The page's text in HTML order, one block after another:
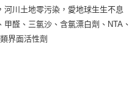
川土地零污染，愛地球生生不息
醛、三氯沙、含氯漂白劑、NTA、
界面活性劑